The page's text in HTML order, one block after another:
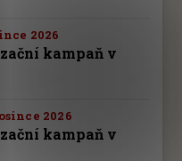
2026
kampaň v
2026
kampaň v